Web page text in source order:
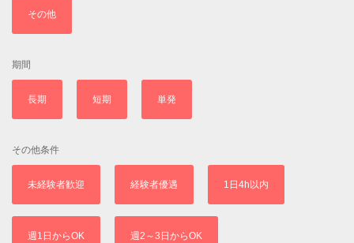
その他
期間
長期 短期 単発
その他条件
未経験者歓迎 経験者優遇 1日4h以内
週1日からOK 週2～3日からOK